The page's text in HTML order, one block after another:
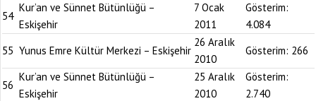
54
Kur’an ve Sünnet Bütünlüğü –
Eskişehir
7 Ocak
2011
Gösterim:
4.084
55 Yunus Emre Kültür Merkezi – Eskişehir
26 Aralık
2010
Gösterim: 266
56
Kur’an ve Sünnet Bütünlüğü –
Eskişehir
25 Aralık
2010
Gösterim:
2.740